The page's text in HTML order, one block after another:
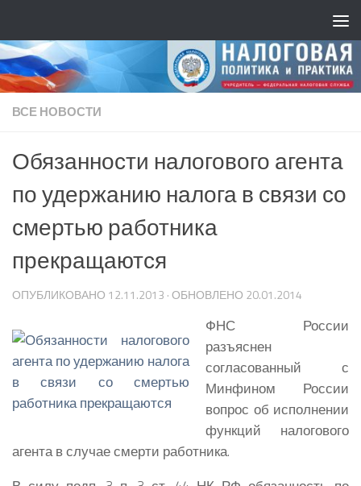
ВСЕ НОВОСТИ
Обязанности налогового агента
по удержанию налога в связи со
смертью работника
прекращаются
ОПУБЛИКОВАНО 12.11.2013 · ОБНОВЛЕНО 20.01.2014
ФНС России
разъяснен
согласованный с
Минфином России
вопрос об исполнении
функций налогового
агента в случае смерти работника.